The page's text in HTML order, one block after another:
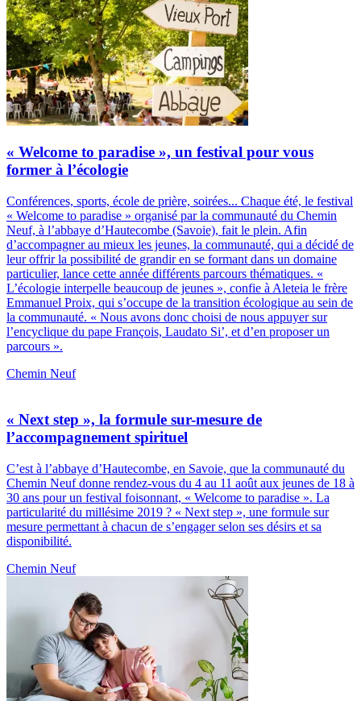
« Welcome to paradise », un festival pour vous
former à l’écologie
Conférences, sports, école de prière, soirées... Chaque été, le festival
« Welcome to paradise » organisé par la communauté du Chemin
Neuf, à l’abbaye d’Hautecombe (Savoie), fait le plein. Afin
d’accompagner au mieux les jeunes, la communauté, qui a décidé de
leur offrir la possibilité de grandir en se formant dans un domaine
particulier, lance cette année différents parcours thématiques. «
L’écologie interpelle beaucoup de jeunes », confie à Aleteia le frère
Emmanuel Proix, qui s’occupe de la transition écologique au sein de
la communauté. « Nous avons donc choisi de nous appuyer sur
l’encyclique du pape François, Laudato Si’, et d’en proposer un
parcours ».
Chemin Neuf
« Next step », la formule sur-mesure de
l’accompagnement spirituel
C’est à l’abbaye d’Hautecombe, en Savoie, que la communauté du
Chemin Neuf donne rendez-vous du 4 au 11 août aux jeunes de 18 à
30 ans pour un festival foisonnant, « Welcome to paradise ». La
particularité du millésime 2019 ? « Next step », une formule sur
mesure permettant à chacun de s’engager selon ses désirs et sa
disponibilité.
Chemin Neuf